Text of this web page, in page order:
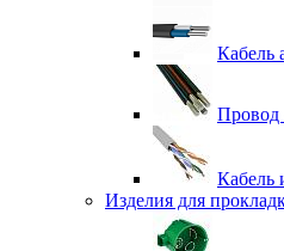
Кабель
Кабель
Изделия для